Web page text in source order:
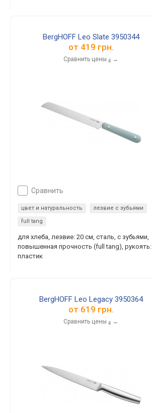
BergHOFF Leo Slate 3950344
от 419 грн.
Сравнить цены 4 →
сравнить
цвет и натуральность
лезвие с зубьями
full tang
для хлеба, лезвие: 20 см, сталь, с зубьями,
повышенная прочность (full tang), рукоять:
пластик
BergHOFF Leo Legacy 3950364
от 619 грн.
Сравнить цены 4 →